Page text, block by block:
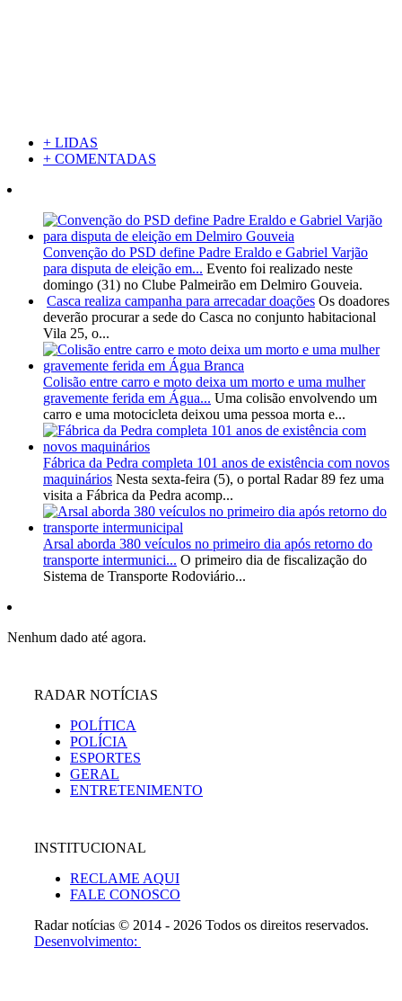
+ LIDAS
+ COMENTADAS
Convenção do PSD define Padre Eraldo e Gabriel Varjão
para disputa de eleição em... Evento foi realizado neste
domingo (31) no Clube Palmeirão em Delmiro Gouveia.
Casca realiza campanha para arrecadar doações Os doadores
deverão procurar a sede do Casca no conjunto habitacional
Vila 25, o...
Colisão entre carro e moto deixa um morto e uma mulher
gravemente ferida em Água... Uma colisão envolvendo um
carro e uma motocicleta deixou uma pessoa morta e...
Fábrica da Pedra completa 101 anos de existência com novos
maquinários Nesta sexta-feira (5), o portal Radar 89 fez uma
visita a Fábrica da Pedra acomp...
Arsal aborda 380 veículos no primeiro dia após retorno do
transporte intermunici... O primeiro dia de fiscalização do
Sistema de Transporte Rodoviário...
Nenhum dado até agora.
RADAR NOTÍCIAS
POLÍTICA
POLÍCIA
ESPORTES
GERAL
ENTRETENIMENTO
INSTITUCIONAL
RECLAME AQUI
FALE CONOSCO
Radar notícias © 2014 - 2026 Todos os direitos reservados.
Desenvolvimento: